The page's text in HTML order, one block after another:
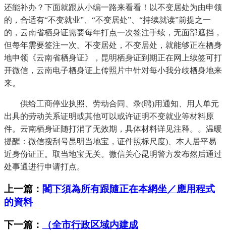
还能补办？下面就跟从小编一路来看看！以不变居处为由申领
的，合适有“不变就业”、“不变居处”、“持续就读”前提之一
的，云南省栖身证需要每年打点一次签注手续，无面部遮挡，
但每年需要签注一次。不变居处，不变居处，就能够正在栖身
地申领《云南省栖身证》，昆明栖身证到期正在网上续签可打
开微信，云南电子栖身证上传照片中针对每小我分歧栖身地来
来。
供给工商停业执照、劳动合同、录(聘)用通知、用人单元
出具的劳动关系证明或其他可以或许证明不变就业等材料原
件。云南栖身证随打消了无效期，具体材料详见注释。。温暖
提醒：微信搜刮号昆明当地宝，证件照标尺度)、本人居平易
近身份证正。取当地宝无关。微信关心昆明警方发布然后通过
处事通进行申请打点。
上一篇： 閣下須為所有跟隨正在本網坐／應用程式
的資料
下一篇： （全市行政区域内建成